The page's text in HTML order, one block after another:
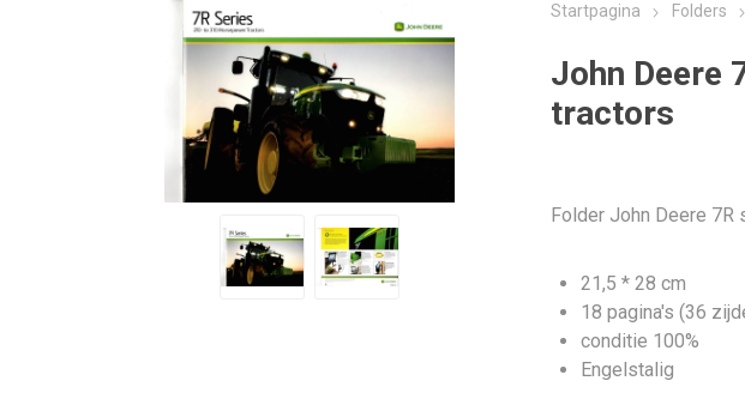
Startpagina Folders
John Deere
tractors
Folder John Deere 7R
21,5 * 28 cm
18 pagina's (36
conditie 100%
Engelstalig